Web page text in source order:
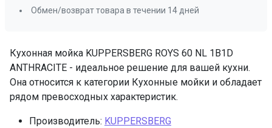
Кухонная мойка KUPPERSBERG ROYS 60 NL 1B1D
ANTHRACITE - идеальное решение для вашей кухни.
Она относится к категории Кухонные мойки и обладает
рядом превосходных характеристик.
Производитель: KUPPERSBERG
Обмен/возврат товара в течении 14 дней